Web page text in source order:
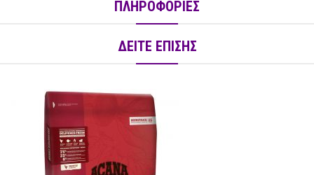
ΠΛΗΡΟΦΟΡΙΕΣ
ΔΕΙΤΕ ΕΠΙΣΗΣ